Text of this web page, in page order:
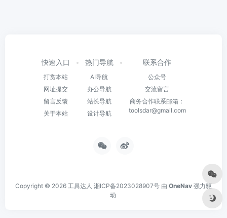
快速入口
打赏本站
网址提交
留言反馈
关于本站
热门导航
AI导航
办公导航
站长导航
设计导航
联系合作
公众号
交流留言
商务合作联系邮箱：
toolsdar@gmail.com
Copyright © 2026 工具达人 湘ICP备2023028907号 由 OneNav 强力驱
动